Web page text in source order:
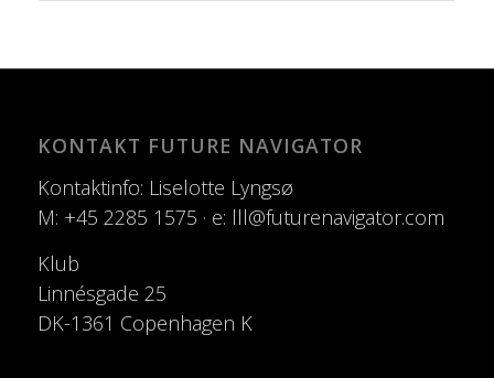
KONTAKT FUTURE NAVIGATOR
Kontaktinfo: Liselotte Lyngsø
M: +45 2285 1575 · e: lll@futurenavigator.com
Klub
Linnésgade 25
DK-1361 Copenhagen K